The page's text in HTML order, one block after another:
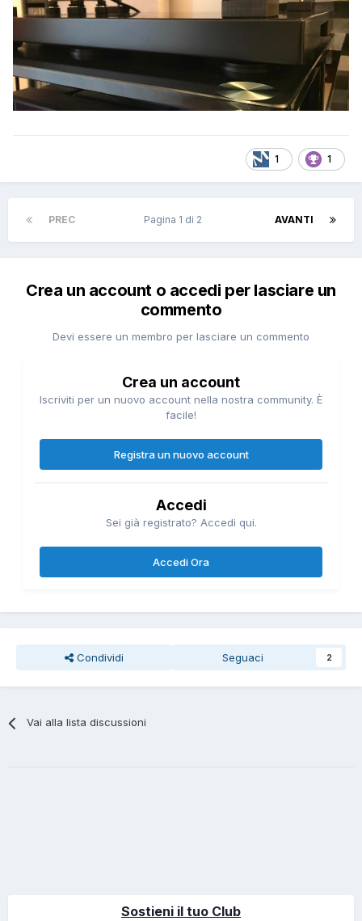
1 1
PREC AVANTI
Pagina 1 di 2
Crea un account o accedi per lasciare un
commento
Devi essere un membro per lasciare un commento
Crea un account
Iscriviti per un nuovo account nella nostra community. È
facile!
Registra un nuovo account
Accedi
Sei già registrato? Accedi qui.
Accedi Ora
Condividi Seguaci 2
Vai alla lista discussioni
Sostieni il tuo Club